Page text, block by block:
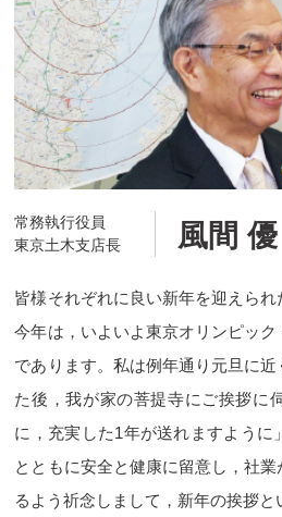
常務執行役員
東京土木支店長
風間 優
皆様それぞれに良い新年を迎えら
今年は，いよいよ東京オリンピッ
であります。私は例年通り元旦に
た後，我が家の菩提寺にご挨拶に
に，充実した1年が送れますように
とともに安全と健康に留意し，社
るよう祈念しまして，新年の挨拶と